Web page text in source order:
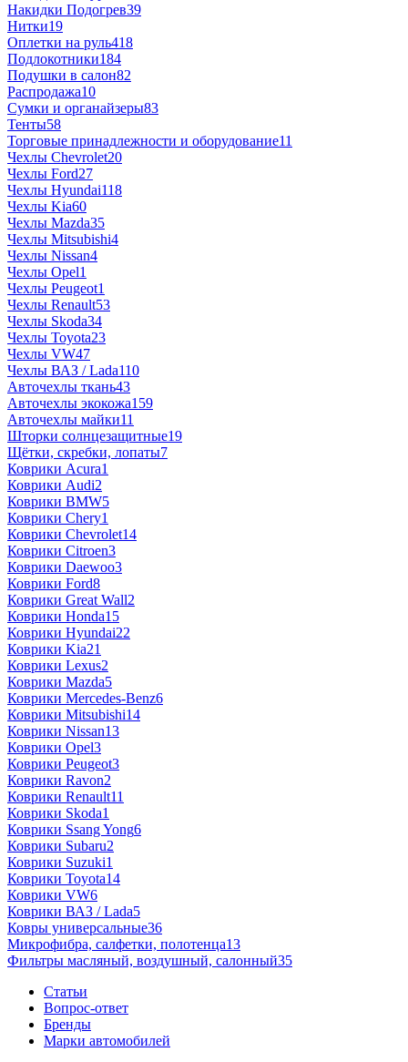
Накидки Подогрев39
Нитки19
Оплетки на руль418
Подлокотники184
Подушки в салон82
Распродажа10
Сумки и органайзеры83
Тенты58
Торговые принадлежности и оборудование11
Чехлы Chevrolet20
Чехлы Ford27
Чехлы Hyundai118
Чехлы Kia60
Чехлы Mazda35
Чехлы Mitsubishi4
Чехлы Nissan4
Чехлы Opel1
Чехлы Peugeot1
Чехлы Renault53
Чехлы Skoda34
Чехлы Toyota23
Чехлы VW47
Чехлы ВАЗ / Lada110
Авточехлы ткань43
Авточехлы экокожа159
Авточехлы майки11
Шторки солнцезащитные19
Щётки, скребки, лопаты7
Коврики Acura1
Коврики Audi2
Коврики BMW5
Коврики Chery1
Коврики Chevrolet14
Коврики Citroen3
Коврики Daewoo3
Коврики Ford8
Коврики Great Wall2
Коврики Honda15
Коврики Hyundai22
Коврики Kia21
Коврики Lexus2
Коврики Mazda5
Коврики Mercedes-Benz6
Коврики Mitsubishi14
Коврики Nissan13
Коврики Opel3
Коврики Peugeot3
Коврики Ravon2
Коврики Renault11
Коврики Skoda1
Коврики Ssang Yong6
Коврики Subaru2
Коврики Suzuki1
Коврики Toyota14
Коврики VW6
Коврики ВАЗ / Lada5
Ковры универсальные36
Микрофибра, салфетки, полотенца13
Фильтры масляный, воздушный, салонный35
Статьи
Вопрос-ответ
Бренды
Марки автомобилей